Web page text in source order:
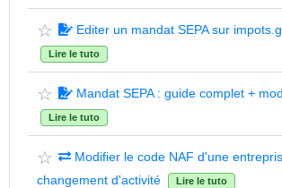
☆ Editer un mandat SEPA sur
Lire le tuto
☆ Mandat SEPA : guide complet +
Lire le tuto
☆
Modifier le code NAF d'une
changement d'activité
Lire le tuto